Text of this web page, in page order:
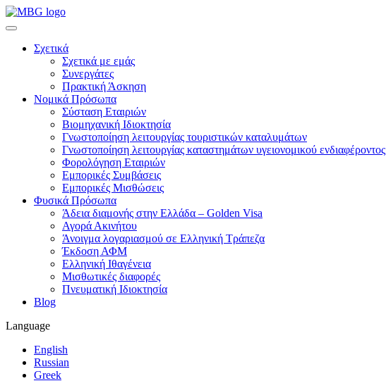
Σχετικά
Σχετικά με εμάς
Συνεργάτες
Πρακτική Άσκηση
Νομικά Πρόσωπα
Σύσταση Εταιριών
Βιομηχανική Ιδιοκτησία
Γνωστοποίηση λειτουργίας τουριστικών καταλυμάτων
Γνωστοποίηση λειτουργίας καταστημάτων υγειονομικού ενδιαφέροντος
Φορολόγηση Εταιριών
Εμπορικές Συμβάσεις
Εμπορικές Μισθώσεις
Φυσικά Πρόσωπα
Άδεια διαμονής στην Ελλάδα – Golden Visa
Αγορά Ακινήτου
Άνοιγμα λογαριασμού σε Ελληνική Τράπεζα
Έκδοση ΑΦΜ
Ελληνική Ιθαγένεια
Μισθωτικές διαφορές
Πνευματική Ιδιοκτησία
Blog
Language
English
Russian
Greek